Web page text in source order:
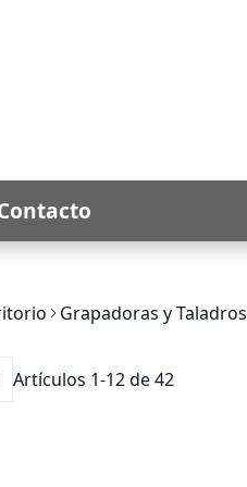
Grapadoras y Taladros
Artículos 1-12de42